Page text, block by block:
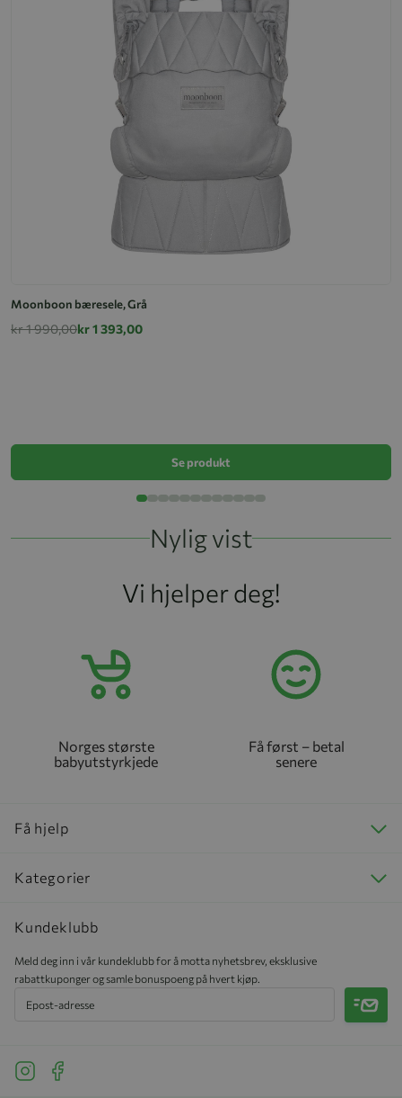
Moonboon bæresele, Grå
kr 1 990,00kr 1 393,00
Se produkt
Nylig vist
Vi hjelper deg!
Norges største
babyutstyrkjede
Få først – betal
senere
Få hjelp
Kategorier
Kundeklubb
Meld deg inn i vår kundeklubb for å motta nyhetsbrev, eksklusive
rabattkuponger og samle bonuspoeng på hvert kjøp.
Meld
See our Instagram
See our Facebook